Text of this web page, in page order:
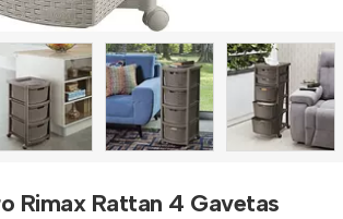
Rimax Rattan 4 Gavetas